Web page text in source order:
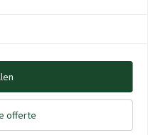
offerte